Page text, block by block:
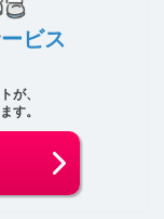
ビス
が、
す。